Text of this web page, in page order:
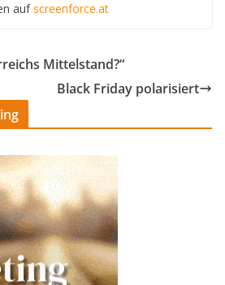
aufscreenforce.at
Mittelstand?“
Black Friday polarisiert